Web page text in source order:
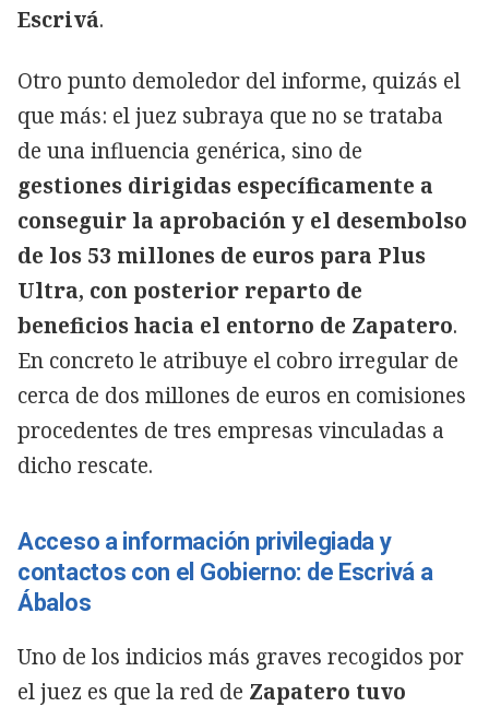
Escrivá.
Otro punto demoledor del informe, quizás el
que más: el juez subraya que no se trataba
de una influencia genérica, sino de
gestiones dirigidas específicamente a
conseguir la aprobación y el desembolso
de los 53 millones de euros para Plus
Ultra, con posterior reparto de
beneficios hacia el entorno de Zapatero.
En concreto le atribuye el cobro irregular de
cerca de dos millones de euros en comisiones
procedentes de tres empresas vinculadas a
dicho rescate.
Acceso a información privilegiada y
contactos con el Gobierno: de Escrivá a
Ábalos
Uno de los indicios más graves recogidos por
el juez es que la red de Zapatero tuvo